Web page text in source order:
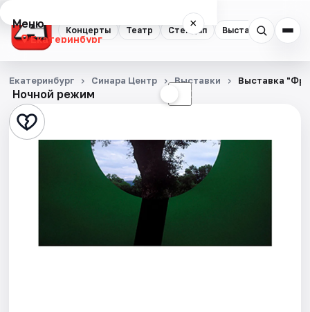
Концерты Театр Стендап Выставки
Меню ×
Екатеринбург
Концерты
Театр
Стендап
Ночной режим ☾
Екатеринбург Синара Центр Выставки Выставка